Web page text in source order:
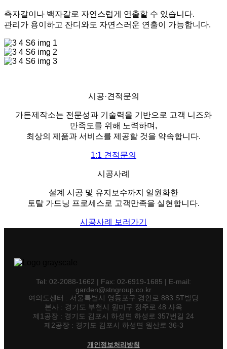
측자갈이나 백자갈로 자연스럽게 연출할 수 있습니다.
관리가 용이하고 잔디와도 자연스러운 연출이 가능합니다.
시공·견적문의
가든제작소는 전문성과 기술력을 기반으로 고객 니즈와
만족도를 위해 노력하며,
최상의 제품과 서비스를 제공할 것을 약속합니다.
1:1 견적문의
시공사례
설계 시공 및 유지보수까지 일원화한
토탈 가드닝 프로세스로 고객만족을 실현합니다.
시공사례 보러가기
Tel: 02-2088-1662 | Fax: 02-6919-1685 | E-mail:
garden@stngroup.co.kr
여의도센터 : 서울특별시 영등포구 경인로 883 ST빌딩
본사 : 경기도 부천시 원미구 정주로 48 사옥
제1공장 : 경기도 김포시 하성면 하성로 357번길 24
제2공장 : 경기도 김포시 하성면 원산로 36-3
개인정보처리방침